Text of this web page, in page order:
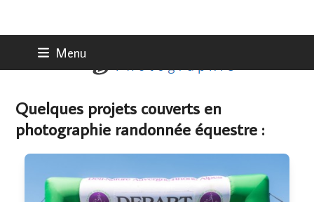
Menu
Quelques projets couverts en
photographie randonnée équestre :